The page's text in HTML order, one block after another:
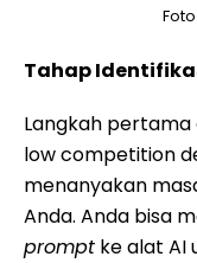
Tahap
Langkah
low competition
menanyakan
Anda. Anda bisa
prompt ke alat AI